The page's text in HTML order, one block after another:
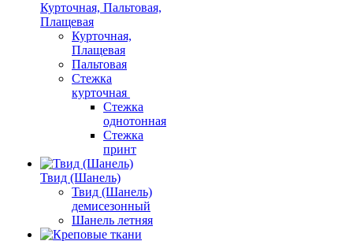
Курточная, Пальтовая,
Плащевая
Курточная,
Плащевая
Пальтовая
Стежка
курточная
Стежка
однотонная
Стежка
принт
Твид (Шанель)
Твид (Шанель)
демисезонный
Шанель летняя